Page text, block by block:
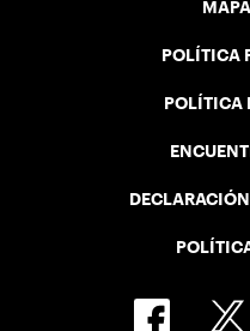
POLÍTICA
POLÍTICA